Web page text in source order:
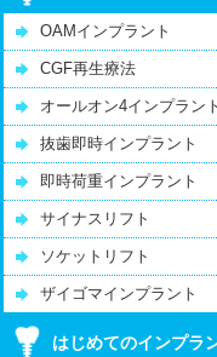
OAMインプラント
CGF再生療法
オールオン4インプラント
抜歯即時インプラント
即時荷重インプラント
サイナスリフト
ソケットリフト
ザイゴマインプラント
はじめてのインプラ